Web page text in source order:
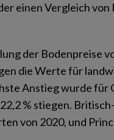
einen Vergleich von
der Bodenpreise
die Werte für
Anstieg wurde
% stiegen.
von 2020, und